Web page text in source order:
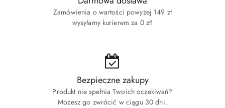
Zamówienia o wartości powyżej 149 zł
wysyłamy kurierem za 0 zł!
Bezpieczne zakupy
Produkt nie spełnia Twoich oczekiwań?
Możesz go zwrócić w ciągu 30 dni.